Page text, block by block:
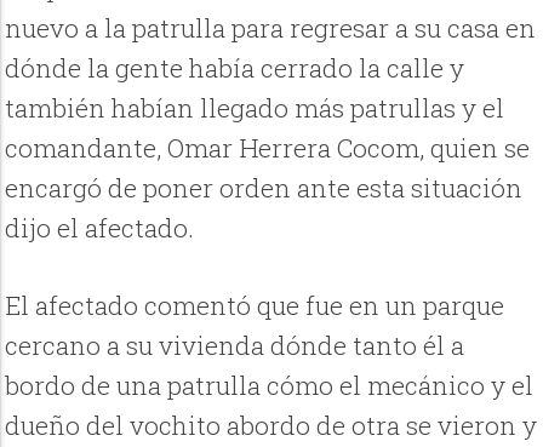
nuevo a la patrulla para regresar a su casa en
dónde la gente había cerrado la calle y
también habían llegado más patrullas y el
comandante, Omar Herrera Cocom, quien se
encargó de poner orden ante esta situación
dijo el afectado.
El afectado comentó que fue en un parque
cercano a su vivienda dónde tanto él a
bordo de una patrulla cómo el mecánico y el
dueño del vochito abordo de otra se vieron y